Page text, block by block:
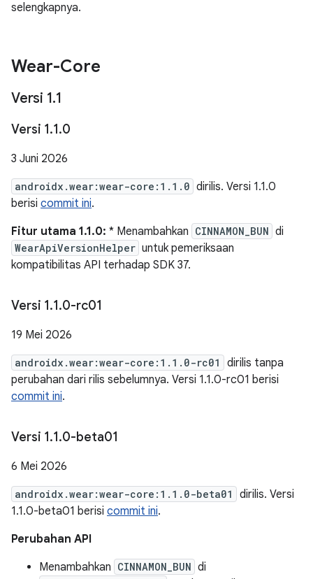
selengkapnya.
Wear-Core
Versi 1.1
Versi 1.1.0
3 Juni 2026
androidx.wear:wear-core:1.1.0 dirilis. Versi 1.1.0
berisi commit ini.
Fitur utama 1.1.0: * Menambahkan CINNAMON_BUN di
WearApiVersionHelper untuk pemeriksaan
kompatibilitas API terhadap SDK 37.
Versi 1.1.0-rc01
19 Mei 2026
androidx.wear:wear-core:1.1.0-rc01
dirilis tanpa
perubahan dari rilis sebelumnya. Versi 1.1.0-rc01 berisi
commit ini.
Versi 1.1.0-beta01
6 Mei 2026
androidx.wear:wear-core:1.1.0-beta01
dirilis. Versi
1.1.0-beta01 berisi commit ini.
Perubahan API
Menambahkan CINNAMON_BUN di